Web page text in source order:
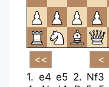
1. e4 e5 2. Nf3